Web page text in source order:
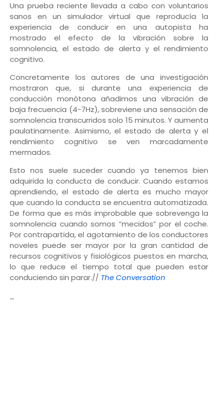
Una prueba reciente llevada a cabo con voluntarios
sanos en un simulador virtual que reproducía la
experiencia de conducir en una autopista ha
mostrado el efecto de la vibración sobre la
somnolencia, el estado de alerta y el rendimiento
cognitivo.
Concretamente los autores de una investigación
mostraron que, si durante una experiencia de
conducción monótona añadimos una vibración de
baja frecuencia (4-7Hz), sobreviene una sensación de
somnolencia transcurridos solo 15 minutos. Y aumenta
paulatinamente. Asimismo, el estado de alerta y el
rendimiento cognitivo se ven marcadamente
mermados.
Esto nos suele suceder cuando ya tenemos bien
adquirida la conducta de conducir. Cuando estamos
aprendiendo, el estado de alerta es mucho mayor
que cuando la conducta se encuentra automatizada.
De forma que es más improbable que sobrevenga la
somnolencia cuando somos “mecidos” por el coche.
Por contrapartida, el agotamiento de los conductores
noveles puede ser mayor por la gran cantidad de
recursos cognitivos y fisiológicos puestos en marcha,
lo que reduce el tiempo total que pueden estar
conduciendo sin parar.// The Conversation